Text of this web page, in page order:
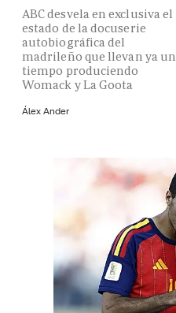
ABC desvela en exclusiva el
estado de la docuserie
autobiográfica del
madrileño que llevan ya un
tiempo produciendo
Womack y La Goota
Álex Ander